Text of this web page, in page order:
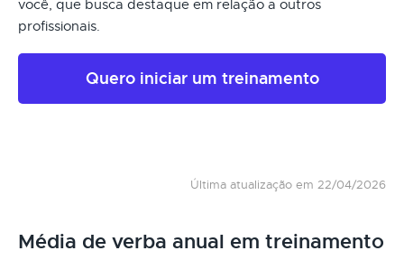
você, que busca destaque em relação a outros
profissionais.
Quero iniciar um treinamento
Última atualização em 22/04/2026
Média de verba anual em treinamento